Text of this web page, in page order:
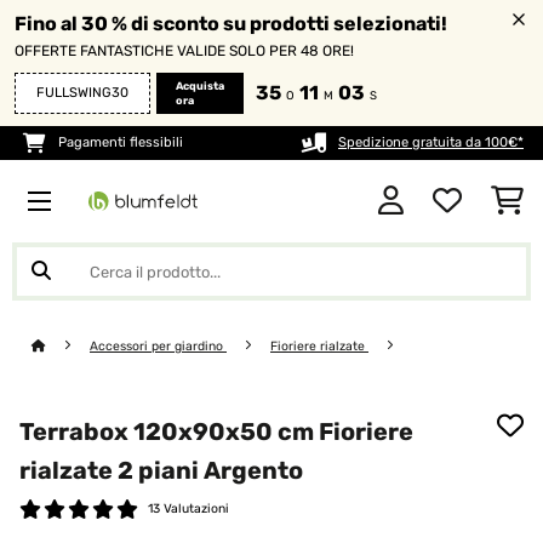
Fino al 30 % di sconto su prodotti selezionati!
OFFERTE FANTASTICHE VALIDE SOLO PER 48 ORE!
FULLSWING30
Acquista
ora
35 O 11 M 02 S
Pagamenti flessibili Spedizione gratuita da 100€*
Accessori per giardino Fioriere rialzate
Terrabox 120x90x50 cm Fioriere
rialzate 2 piani Argento
13 Valutazioni